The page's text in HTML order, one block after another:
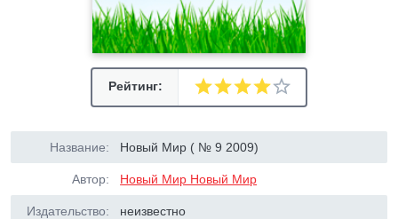
Рейтинг:
Название: Новый Мир ( № 9 2009)
Автор: Новый Мир Новый Мир
Издательство: неизвестно